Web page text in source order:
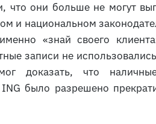
что они больше не могут
и национальном
«знай своего
записи не
доказать, что
было разрешено